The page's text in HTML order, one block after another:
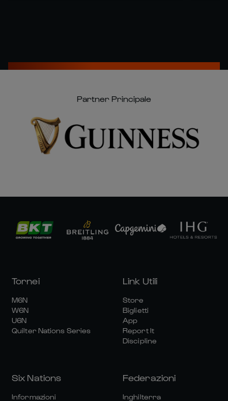
Partner Principale
Tornei
M6N
W6N
U6N
Quilter Nations Series
Link Utili
Store
Biglietti
App
Report It
Discipline
Six Nations
Informazioni
Federazioni
Inghilterra